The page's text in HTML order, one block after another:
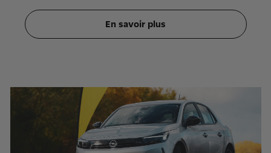
En savoir plus